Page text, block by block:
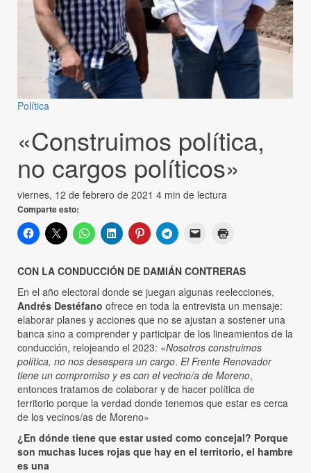
Política
«Construimos política,
no cargos políticos»
viernes, 12 de febrero de 2021 4 min de lectura
Comparte esto:
CON LA CONDUCCIÓN DE DAMIÁN CONTRERAS
En el año electoral donde se juegan algunas reelecciones,
Andrés Destéfano ofrece en toda la entrevista un mensaje:
elaborar planes y acciones que no se ajustan a sostener una
banca sino a comprender y participar de los lineamientos de la
conducción, relojeando el 2023: «Nosotros construimos
política, no nos desespera un cargo. El Frente Renovador
tiene un compromiso y es con el vecino/a de Moreno,
entonces tratamos de colaborar y de hacer política de
territorio porque la verdad donde tenemos que estar es cerca
de los vecinos/as de Moreno»
¿En dónde tiene que estar usted como concejal? Porque
son muchas luces rojas que hay en el territorio, el hambre
es una